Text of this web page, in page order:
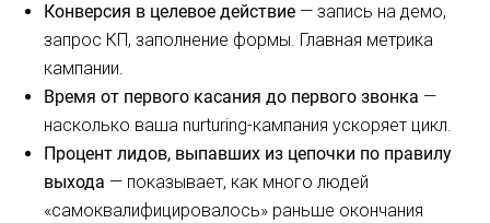
Конверсия в целевое действие — запись на демо,
запрос КП, заполнение формы. Главная метрика
кампании.
Время от первого касания до первого звонка —
насколько ваша nurturing-кампания ускоряет цикл.
Процент лидов, выпавших из цепочки по правилу
выхода — показывает, как много людей
«самоквалифицировалось» раньше окончания